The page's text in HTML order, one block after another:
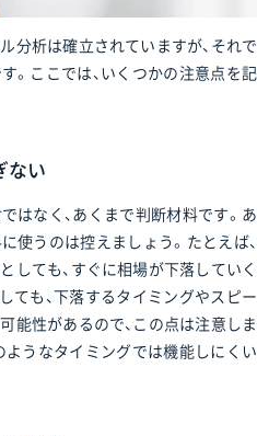
分析は確立されていますが、それで
。ここでは、いくつかの注意点を記
ない
はなく、あくまで判断材料です。あ
使うのは控えましょう。たとえば、
しても、すぐに相場が下落していく
ても、下落するタイミングやスピー
能性があるので、この点は注意しま
ようなタイミングでは機能しにくい